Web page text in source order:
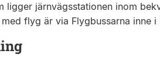
ligger järnvägsstationen inom
flyg är via Flygbussarna inne